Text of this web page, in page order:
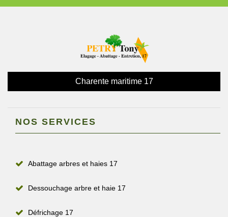
Charente maritime 17
NOS SERVICES
Abattage arbres et haies 17
Dessouchage arbre et haie 17
Défrichage 17